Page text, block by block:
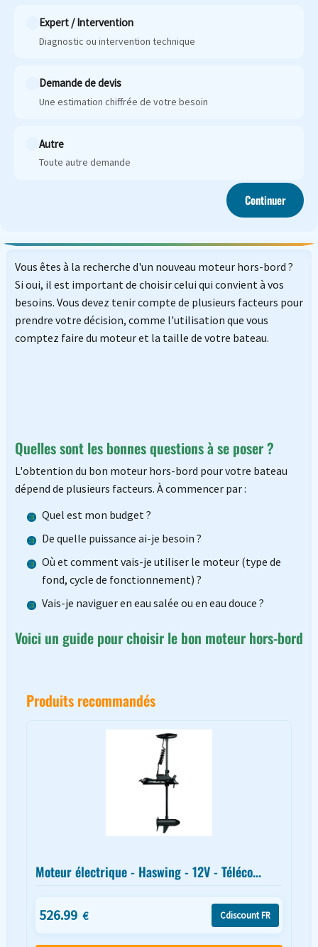
Expert / Intervention
Diagnostic ou intervention technique
Demande de devis
Une estimation chiffrée de votre besoin
Autre
Toute autre demande
Continuer
Vous êtes à la recherche d'un nouveau moteur hors-bord ?
Si oui, il est important de choisir celui qui convient à vos
besoins. Vous devez tenir compte de plusieurs facteurs pour
prendre votre décision, comme l'utilisation que vous
comptez faire du moteur et la taille de votre bateau.
Quelles sont les bonnes questions à se poser ?
L'obtention du bon moteur hors-bord pour votre bateau
dépend de plusieurs facteurs. À commencer par :
Quel est mon budget ?
De quelle puissance ai-je besoin ?
Où et comment vais-je utiliser le moteur (type de
fond, cycle de fonctionnement) ?
Vais-je naviguer en eau salée ou en eau douce ?
Voici un guide pour choisir le bon moteur hors-bord
Produits recommandés
Moteur électrique - Haswing - 12V - Téléco...
526.99 € Cdiscount FR